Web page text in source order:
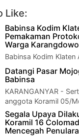
Like:
Babinsa Kodim
Pemakaman
Warga Karangdowo
Babinsa Kodim Klaten
Pemakaman Protokol
Tambak
Datangi Pasar
Babinsa
KARANGANYAR -
anggota Koramil 05/
PP Mojogedang,
Segala Upaya
Koramil 16
Mencegah